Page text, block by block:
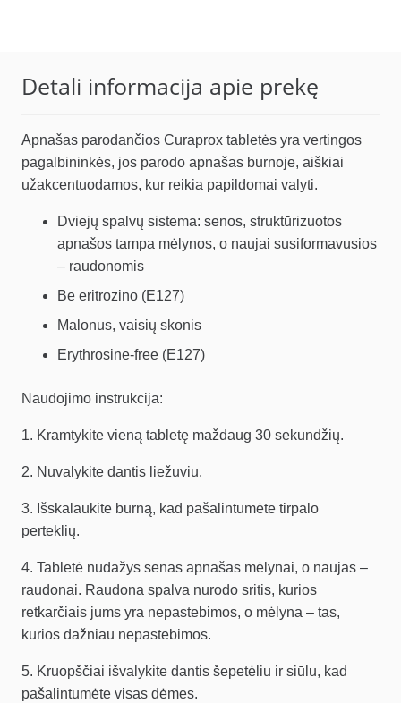
Detali informacija apie prekę
Apnašas parodančios Curaprox tabletės yra vertingos
pagalbininkės, jos parodo apnašas burnoje, aiškiai
užakcentuodamos, kur reikia papildomai valyti.
Dviejų spalvų sistema: senos, struktūrizuotos
apnašos tampa mėlynos, o naujai susiformavusios
– raudonomis
Be eritrozino (E127)
Malonus, vaisių skonis
Erythrosine-free (E127)
Naudojimo instrukcija:
1. Kramtykite vieną tabletę maždaug 30 sekundžių.
2. Nuvalykite dantis liežuviu.
3. Išskalaukite burną, kad pašalintumėte tirpalo
perteklių.
4. Tabletė nudažys senas apnašas mėlynai, o naujas –
raudonai. Raudona spalva nurodo sritis, kurios
retkarčiais jums yra nepastebimos, o mėlyna – tas,
kurios dažniau nepastebimos.
5. Kruopščiai išvalykite dantis šepetėliu ir siūlu, kad
pašalintumėte visas dėmes.